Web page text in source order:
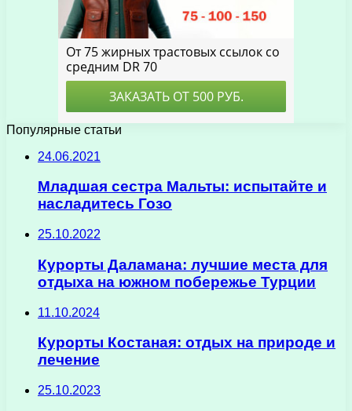
Популярные статьи
24.06.2021
Младшая сестра Мальты: испытайте и
насладитесь Гозо
25.10.2022
Курорты Даламана: лучшие места для
отдыха на южном побережье Турции
11.10.2024
Курорты Костаная: отдых на природе и
лечение
25.10.2023